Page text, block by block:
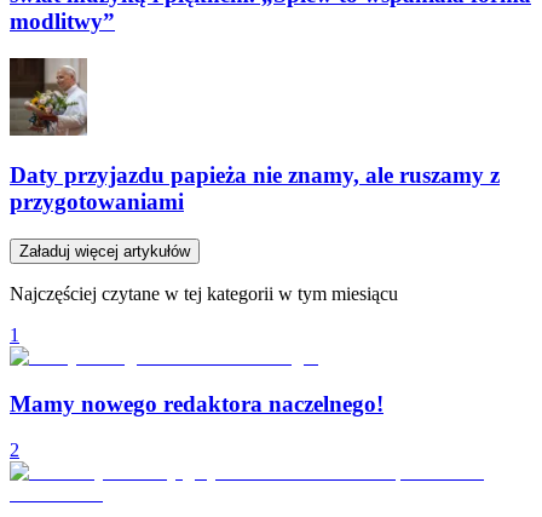
modlitwy”
Daty przyjazdu papieża nie znamy, ale ruszamy z
przygotowaniami
Załaduj więcej artykułów
Najczęściej czytane w tej kategorii w tym miesiącu
1
Mamy nowego redaktora naczelnego!
2